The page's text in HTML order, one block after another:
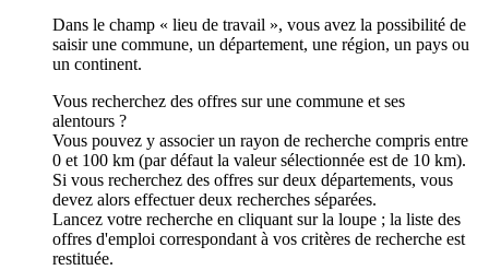
Dans le champ « lieu de travail », vous avez la possibilité de
saisir une commune, un département, une région, un pays ou
un continent.
Vous recherchez des offres sur une commune et ses
alentours ?
Vous pouvez y associer un rayon de recherche compris entre
0 et 100 km (par défaut la valeur sélectionnée est de 10 km).
Si vous recherchez des offres sur deux départements, vous
devez alors effectuer deux recherches séparées.
Lancez votre recherche en cliquant sur la loupe ; la liste des
offres d'emploi correspondant à vos critères de recherche est
restituée.